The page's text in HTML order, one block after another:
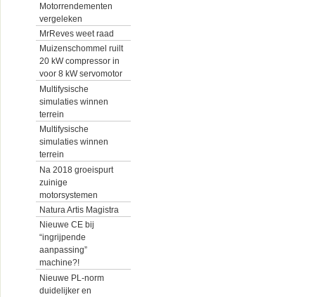
Motorrendementen
vergeleken
MrReves weet raad
Muizenschommel ruilt
20 kW compressor in
voor 8 kW servomotor
Multifysische
simulaties winnen
terrein
Multifysische
simulaties winnen
terrein
Na 2018 groeispurt
zuinige
motorsystemen
Natura Artis Magistra
Nieuwe CE bij
“ingrijpende
aanpassing”
machine?!
Nieuwe PL-norm
duidelijker en